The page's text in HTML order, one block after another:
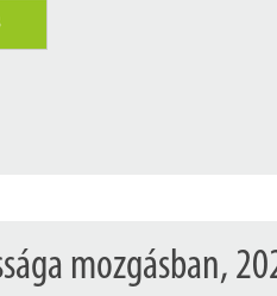
mozgásban,